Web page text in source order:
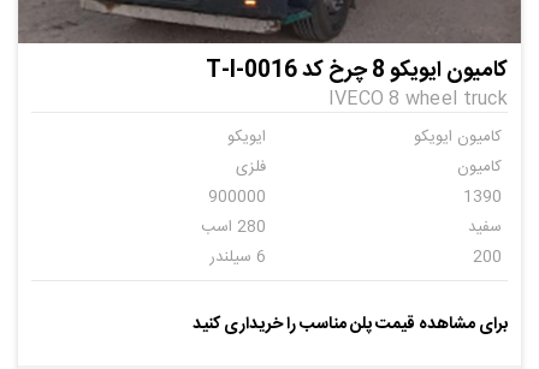
کامیون ایویکو 8 چرخ کد T-I-0016
IVECO 8 wheel truck
کامیون ایویکو
ایویکو
کامیون
فلزی
1390
900000
سفید
280 اسب
200
6 سیلندر
باری
ایویکو
برای مشاهده قیمت پلن مناسب را خریداری کنید